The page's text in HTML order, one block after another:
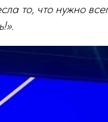
то, что нужно